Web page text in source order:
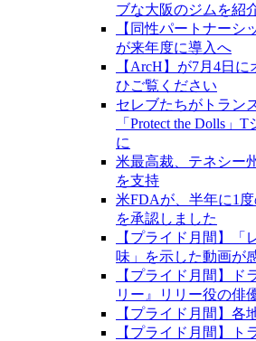
ブな大阪のジムを紹
【同性パートナーシ
が来年度に導入へ
【ArcH】が7月4日
ひご覧ください
セレブたちがトラン
「Protect the Dolls」
に
米最高裁、テネシー
を支持
米FDAが、半年に1
を承認しました
【プライド月間】「
味」を示した動画が
【プライド月間】ド
リー』リリー役の俳
【プライド月間】各
【プライド月間】ト